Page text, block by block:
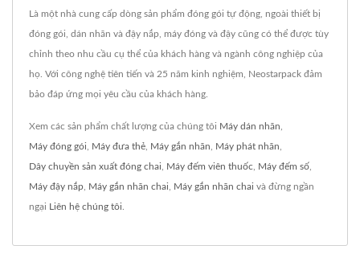
Là một nhà cung cấp dòng sản phẩm đóng gói tự động, ngoài thiết bị
đóng gói, dán nhãn và đậy nắp, máy đóng và đậy cũng có thể được tùy
chỉnh theo nhu cầu cụ thể của khách hàng và ngành công nghiệp của
họ. Với công nghệ tiên tiến và 25 năm kinh nghiệm, Neostarpack đảm
bảo đáp ứng mọi yêu cầu của khách hàng.
Xem các sản phẩm chất lượng của chúng tôi Máy dán nhãn
Máy đóng gói Máy đưa thẻ Máy gắn nhãn Máy phát nhãn
Dây chuyền sản xuất đóng chai Máy đếm viên thuốc Máy đếm số
Máy đậy nắp Máy gắn nhãn chai Máy gắn nhãn chai và đừng ngần
ngại Liên hệ chúng tôi